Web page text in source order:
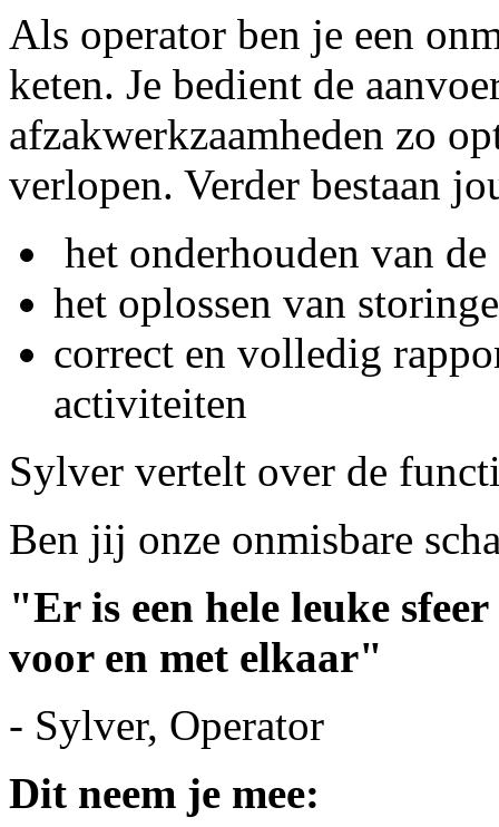
Als operator ben je een
keten. Je bedient de
afzakwerkzaamheden zo
verlopen. Verder bestaan
het onderhouden van
het oplossen van
correct en volledig
activiteiten
Sylver vertelt over de
Ben jij onze onmisbare
"Er is een hele leuke
voor en met elkaar"
- Sylver, Operator
Dit neem je mee: